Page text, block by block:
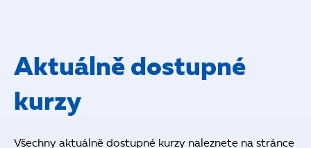
Aktuálně dostupné
kurzy
Všechny aktuálně dostupné kurzy naleznete na stránce